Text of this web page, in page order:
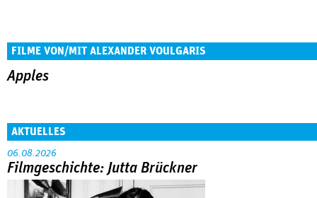
FILME VON/MIT ALEXANDER VOULGARIS
Apples
AKTUELLES
06.08.2026
Filmgeschichte: Jutta Brückner